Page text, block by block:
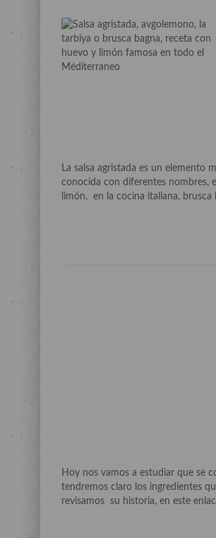
La salsa agristada es un
conocida con diferentes nombres,
limón, en la cocina italiana,
Hoy nos vamos a estudiar que se
tendremos claro los ingredientes
revisamos su historia, en este